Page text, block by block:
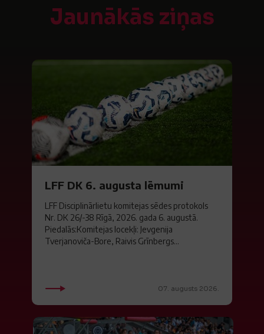
Jaunākās ziņas
LFF DK 6. augusta lēmumi
LFF Disciplinārlietu komitejas sēdes protokols
Nr. DK 26/-38 Rīgā, 2026. gada 6. augustā.
Piedalās:Komitejas locekļi: Jevgenija
Tverjanoviča-Bore, Raivis Grīnbergs...
07. augusts 2026.